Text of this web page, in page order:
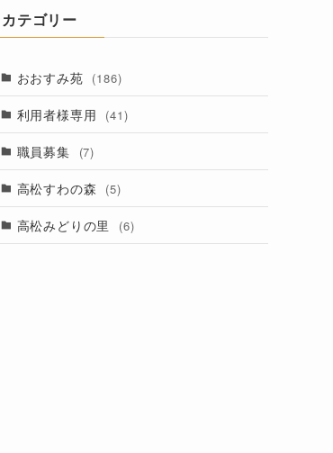
カテゴリー
おおすみ苑 (186)
利用者様専用 (41)
職員募集 (7)
高松すわの森 (5)
高松みどりの里 (6)